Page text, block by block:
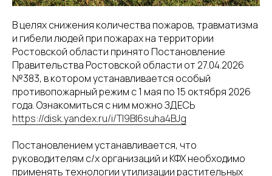
В целях снижения количества пожаров, травматизма
и гибели людей при пожарах на территории
Ростовской области принято Постановление
Правительства Ростовской области от 27.04.2026
№383, в котором устанавливается особый
противопожарный режим с 1 мая по 15 октября 2026
года. Ознакомиться с ним можно ЗДЕСЬ
https://disk.yandex.ru/i/Tl9Bl6suha4BJg
Постановлением устанавливается, что
руководителям с/х организаций и КФХ необходимо
применять технологии утилизации растительных